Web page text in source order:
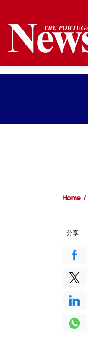
Home
分享